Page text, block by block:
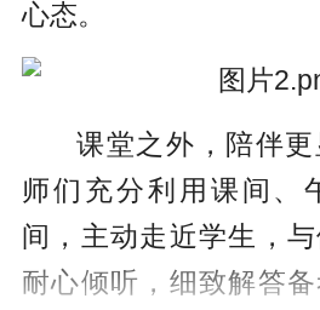
心态。
课堂之外，陪伴
师们充分利用课间、
间，主动走近学生，与
耐心倾听，细致解答